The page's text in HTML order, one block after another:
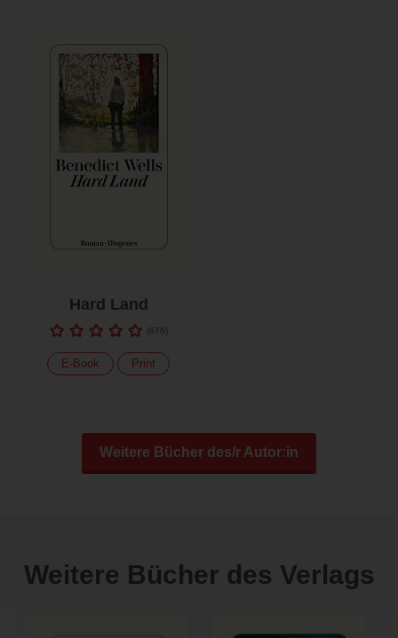
Hard Land
(676)
E-Book Print
Weitere Bücher des/r Autor:in
Weitere Bücher des Verlags